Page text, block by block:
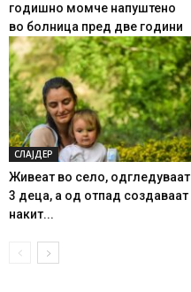
годишно момче напуштено
во болница пред две години
СЛАЈДЕР
Живеат во село, одгледуваат
3 деца, а од отпад создаваат
накит...